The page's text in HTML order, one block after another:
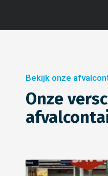
Bekijk onze
Onze